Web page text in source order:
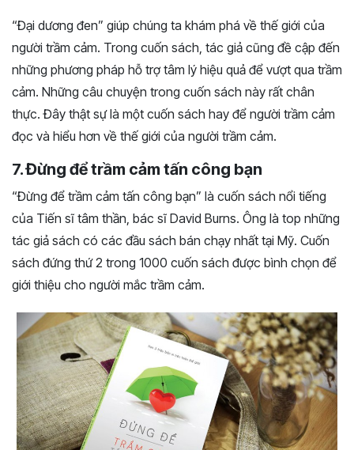
“Đại dương đen” giúp chúng ta khám phá về thế giới của
người trầm cảm. Trong cuốn sách, tác giả cũng đề cập đến
những phương pháp hỗ trợ tâm lý hiệu quả để vượt qua trầm
cảm. Những câu chuyện trong cuốn sách này rất chân
thực. Đây thật sự là một cuốn sách hay để người trầm cảm
đọc và hiểu hơn về thế giới của người trầm cảm.
7. Đừng để trầm cảm tấn công bạn
“Đừng để trầm cảm tấn công bạn” là cuốn sách nổi tiếng
của Tiến sĩ tâm thần, bác sĩ David Burns. Ông là top những
tác giả sách có các đầu sách bán chạy nhất tại Mỹ. Cuốn
sách đứng thứ 2 trong 1000 cuốn sách được bình chọn để
giới thiệu cho người mắc trầm cảm.